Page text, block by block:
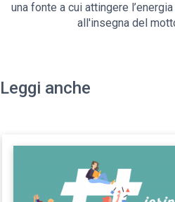
una fonte a cui attingere
all'insegna del
Leggi anche